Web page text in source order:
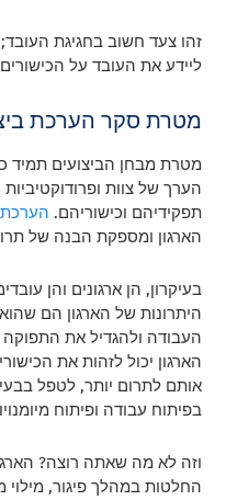
זהו צעד חשוב בחגיגת
ליידע את העובד על
מטרת סקר הערכת
מטרת מבחן הביצועים תמיד
הערך של צוות
תפקידיהם וכישוריהם.
הארגון ומספקת הבנה של
בעיקרון, הן ארגונים והן
היתרונות של הארגון הם
העבודה ולהגדיל את התפוקה
הארגון יכול לזהות את
אותם לתרום יותר, לטפל
בפיתוח עבודה ופיתוח
וזה לא מה שאתה רוצה?
החלטות במהלך פיגור, מילוי